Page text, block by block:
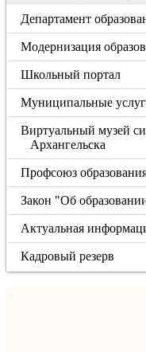
Департамент
Модернизация
Школьный портал
Муниципальные
Виртуальный музей
Архангельска
Профсоюз
Закон "Об
Актуальная
Кадровый резерв